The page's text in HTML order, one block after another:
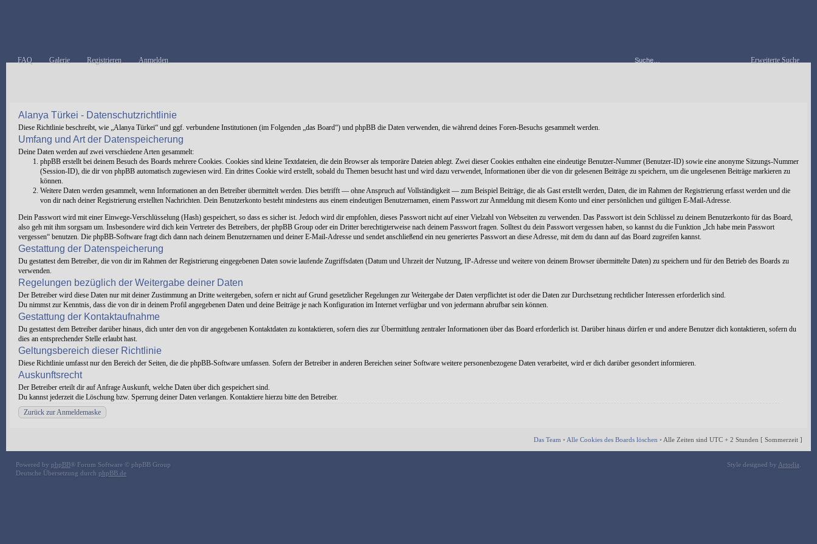
Erweiterte Suche
FAQ Galerie Registrieren Anmelden
Alanya Türkei - Datenschutzrichtlinie
Diese Richtlinie beschreibt, wie „Alanya Türkei“ und ggf. verbundene Institutionen (im Folgenden „das Board“) und phpBB die Daten verwenden, die während deines Foren-Besuchs gesammelt werden.
Umfang und Art der Datenspeicherung
Deine Daten werden auf zwei verschiedene Arten gesammelt:
phpBB erstellt bei deinem Besuch des Boards mehrere Cookies. Cookies sind kleine Textdateien, die dein Browser als temporäre Dateien ablegt. Zwei dieser Cookies enthalten eine eindeutige Benutzer-Nummer (Benutzer-ID) sowie eine anonyme Sitzungs-Nummer
(Session-ID), die dir von phpBB automatisch zugewiesen wird. Ein drittes Cookie wird erstellt, sobald du Themen besucht hast und wird dazu verwendet, Informationen über die von dir gelesenen Beiträge zu speichern, um die ungelesenen Beiträge markieren zu
können.
Weitere Daten werden gesammelt, wenn Informationen an den Betreiber übermittelt werden. Dies betrifft — ohne Anspruch auf Vollständigkeit — zum Beispiel Beiträge, die als Gast erstellt werden, Daten, die im Rahmen der Registrierung erfasst werden und die
von dir nach deiner Registrierung erstellten Nachrichten. Dein Benutzerkonto besteht mindestens aus einem eindeutigen Benutzernamen, einem Passwort zur Anmeldung mit diesem Konto und einer persönlichen und gültigen E-Mail-Adresse.
Dein Passwort wird mit einer Einwege-Verschlüsselung (Hash) gespeichert, so dass es sicher ist. Jedoch wird dir empfohlen, dieses Passwort nicht auf einer Vielzahl von Webseiten zu verwenden. Das Passwort ist dein Schlüssel zu deinem Benutzerkonto für das Board,
also geh mit ihm sorgsam um. Insbesondere wird dich kein Vertreter des Betreibers, der phpBB Group oder ein Dritter berechtigterweise nach deinem Passwort fragen. Solltest du dein Passwort vergessen haben, so kannst du die Funktion „Ich habe mein Passwort
vergessen“ benutzen. Die phpBB-Software fragt dich dann nach deinem Benutzernamen und deiner E-Mail-Adresse und sendet anschließend ein neu generiertes Passwort an diese Adresse, mit dem du dann auf das Board zugreifen kannst.
Gestattung der Datenspeicherung
Du gestattest dem Betreiber, die von dir im Rahmen der Registrierung eingegebenen Daten sowie laufende Zugriffsdaten (Datum und Uhrzeit der Nutzung, IP-Adresse und weitere von deinem Browser übermittelte Daten) zu speichern und für den Betrieb des Boards zu
verwenden.
Regelungen bezüglich der Weitergabe deiner Daten
Der Betreiber wird diese Daten nur mit deiner Zustimmung an Dritte weitergeben, sofern er nicht auf Grund gesetzlicher Regelungen zur Weitergabe der Daten verpflichtet ist oder die Daten zur Durchsetzung rechtlicher Interessen erforderlich sind.
Du nimmst zur Kenntnis, dass die von dir in deinem Profil angegebenen Daten und deine Beiträge je nach Konfiguration im Internet verfügbar und von jedermann abrufbar sein können.
Gestattung der Kontaktaufnahme
Du gestattest dem Betreiber darüber hinaus, dich unter den von dir angegebenen Kontaktdaten zu kontaktieren, sofern dies zur Übermittlung zentraler Informationen über das Board erforderlich ist. Darüber hinaus dürfen er und andere Benutzer dich kontaktieren, sofern du
dies an entsprechender Stelle erlaubt hast.
Geltungsbereich dieser Richtlinie
Diese Richtlinie umfasst nur den Bereich der Seiten, die die phpBB-Software umfassen. Sofern der Betreiber in anderen Bereichen seiner Software weitere personenbezogene Daten verarbeitet, wird er dich darüber gesondert informieren.
Auskunftsrecht
Der Betreiber erteilt dir auf Anfrage Auskunft, welche Daten über dich gespeichert sind.
Du kannst jederzeit die Löschung bzw. Sperrung deiner Daten verlangen. Kontaktiere hierzu bitte den Betreiber.
Zurück zur Anmeldemaske
Das Team • Alle Cookies des Boards löschen • Alle Zeiten sind UTC + 2 Stunden [ Sommerzeit ]
Powered by phpBB® Forum Software © phpBB Group
Deutsche Übersetzung durch phpBB.de
Style designed by Artodia